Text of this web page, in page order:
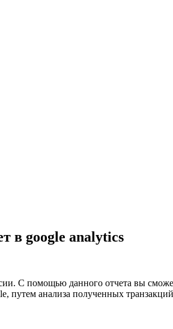
в google analytics
С помощью данного отчета вы
путем анализа полученных